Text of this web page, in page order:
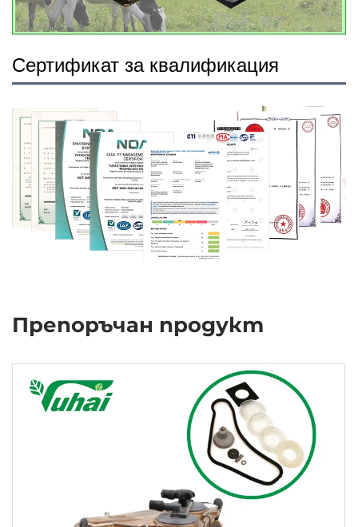
Сертификат за квалификация
Препоръчан продукт